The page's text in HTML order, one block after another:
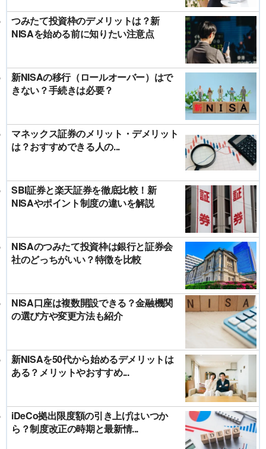
つみたて投資枠のデメリットは？新
NISAを始める前に知りたい注意点
新NISAの移行（ロールオーバー）はで
きない？手続きは必要？
マネックス証券のメリット・デメリット
は？おすすめできる人の...
SBI証券と楽天証券を徹底比較！新
NISAやポイント制度の違いを解説
NISAのつみたて投資枠は銀行と証券会
社のどっちがいい？特徴を比較
NISA口座は複数開設できる？金融機関
の選び方や変更方法も紹介
新NISAを50代から始めるデメリットは
ある？メリットやおすすめ...
iDeCo拠出限度額の引き上げはいつか
ら？制度改正の時期と最新情...